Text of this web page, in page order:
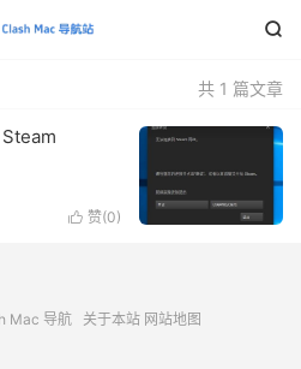

共 1 篇文章
 赞(0)
Mac 导航 关于本站 网站地图